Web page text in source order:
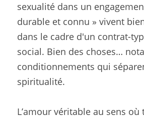
sexualité dans un
durable et connu » vivent
dans le cadre d'un contrat-
social. Bien des choses…
conditionnements qui
spiritualité.
L’amour véritable au sens où